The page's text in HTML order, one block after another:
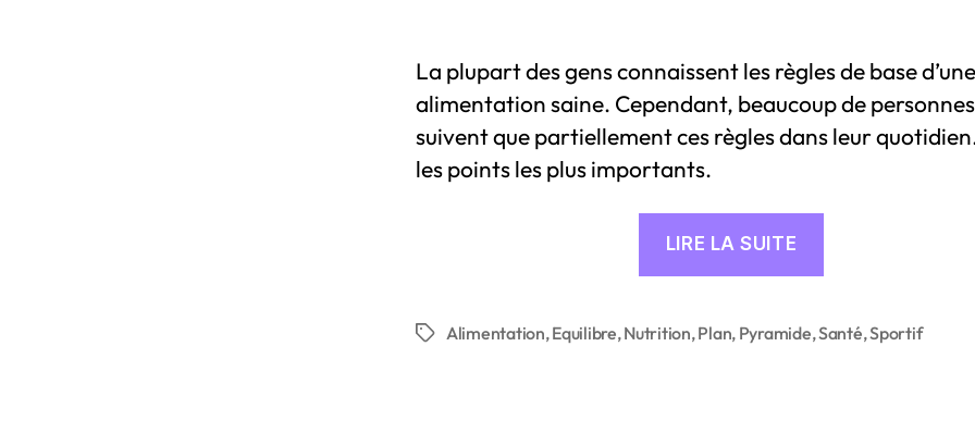
La plupart des gens connaissent les règles de base d’une
alimentation saine. Cependant, beaucoup de
suivent que partiellement ces règles dans leur
les points les plus importants.
LIRE LA SUITE
équilibrée
Étiquettes
Alimentation,Equilibre,Nutrition,Plan, Pyramide,Santé,Sportif